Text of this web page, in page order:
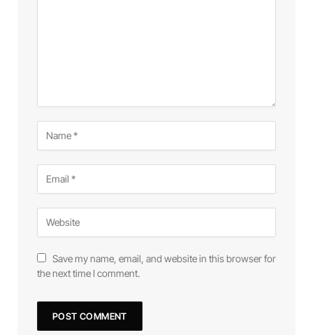
Save my name, email, and website in this browser for
the next time I comment.